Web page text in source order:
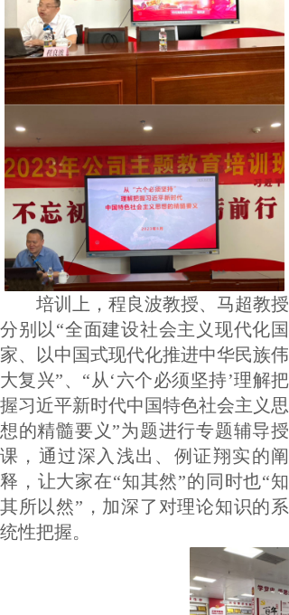
培训上，程良波教授、马超教授
分别以“全面建设社会主义现代化国
家、以中国式现代化推进中华民族伟
大复兴”、“从‘六个必须坚持’理解把
握习近平新时代中国特色社会主义思
想的精髓要义”为题进行专题辅导授
课，通过深入浅出、例证翔实的阐
释，让大家在“知其然”的同时也“知
其所以然”，加深了对理论知识的系
统性把握。